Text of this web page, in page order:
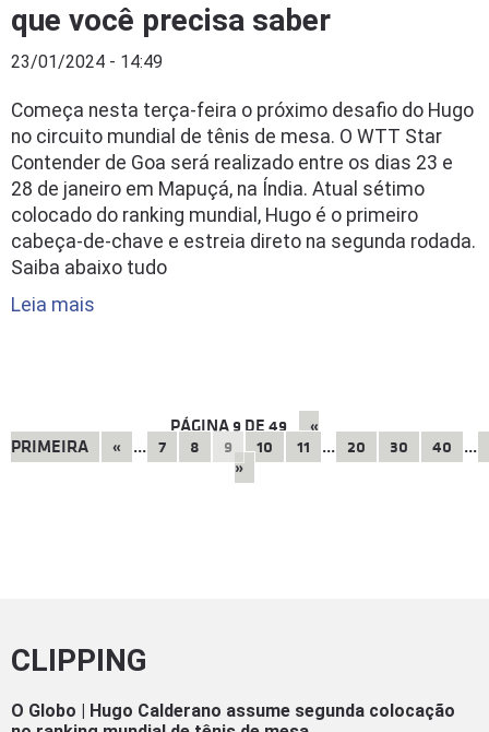
que você precisa saber
23/01/2024 - 14:49
Começa nesta terça-feira o próximo desafio do Hugo
no circuito mundial de tênis de mesa. O WTT Star
Contender de Goa será realizado entre os dias 23 e
28 de janeiro em Mapuçá, na Índia. Atual sétimo
colocado do ranking mundial, Hugo é o primeiro
cabeça-de-chave e estreia direto na segunda rodada.
Saiba abaixo tudo
Leia mais
PÁGINA 9 DE 49
«
PRIMEIRA
« ... 7 8 9 10 11 ... 20 30 40
...
»
CLIPPING
O Globo | Hugo Calderano assume segunda colocação